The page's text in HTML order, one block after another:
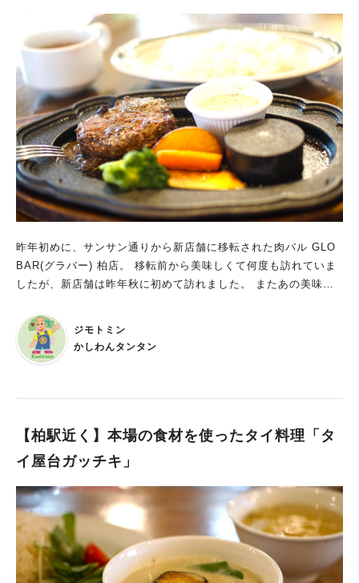
昨年初めに、サンサン通りから新店舗に移転された肉バル GLO
BAR(グラバー) 柏店。 移転前から美味しくて何度も訪れていま
したが、新店舗は昨年秋に初めて訪れました。 またあの美味し
ました！
ジモトミン
かしわんタンタン
【柏駅近く】本場の食材を使ったタイ料理「タ
イ屋台ガッチキ」